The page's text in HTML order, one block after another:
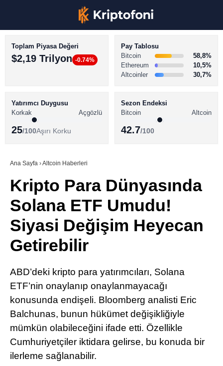
Youtube
TikTok
Pinterest
Telegram
BİTCOİN HABERLERİ
ALTCOİN HABERLERİ
SÖZLÜK
Toplam Piyasa Değeri
$2,19 Trilyon -0.74%
Pay Tablosu
Bitcoin
58,8%
Ethereum
10,5%
Altcoinler
30,7%
Yatırımcı Duygusu
Korkak
Açgözlü
25/100Aşırı Korku
Sezon Endeksi
Bitcoin
Altcoin
42.7/100
Ana Sayfa ›Altcoin Haberleri
Kripto Para Dünyasında
Solana ETF Umudu!
Siyasi Değişim Heyecan
Getirebilir
ABD’deki kripto para yatırımcıları, Solana
ETF’nin onaylanıp onaylanmayacağı
konusunda endişeli. Bloomberg analisti Eric
Balchunas, bunun hükümet değişikliğiyle
mümkün olabileceğini ifade etti. Özellikle
Cumhuriyetçiler iktidara gelirse, bu konuda bir
ilerleme sağlanabilir.